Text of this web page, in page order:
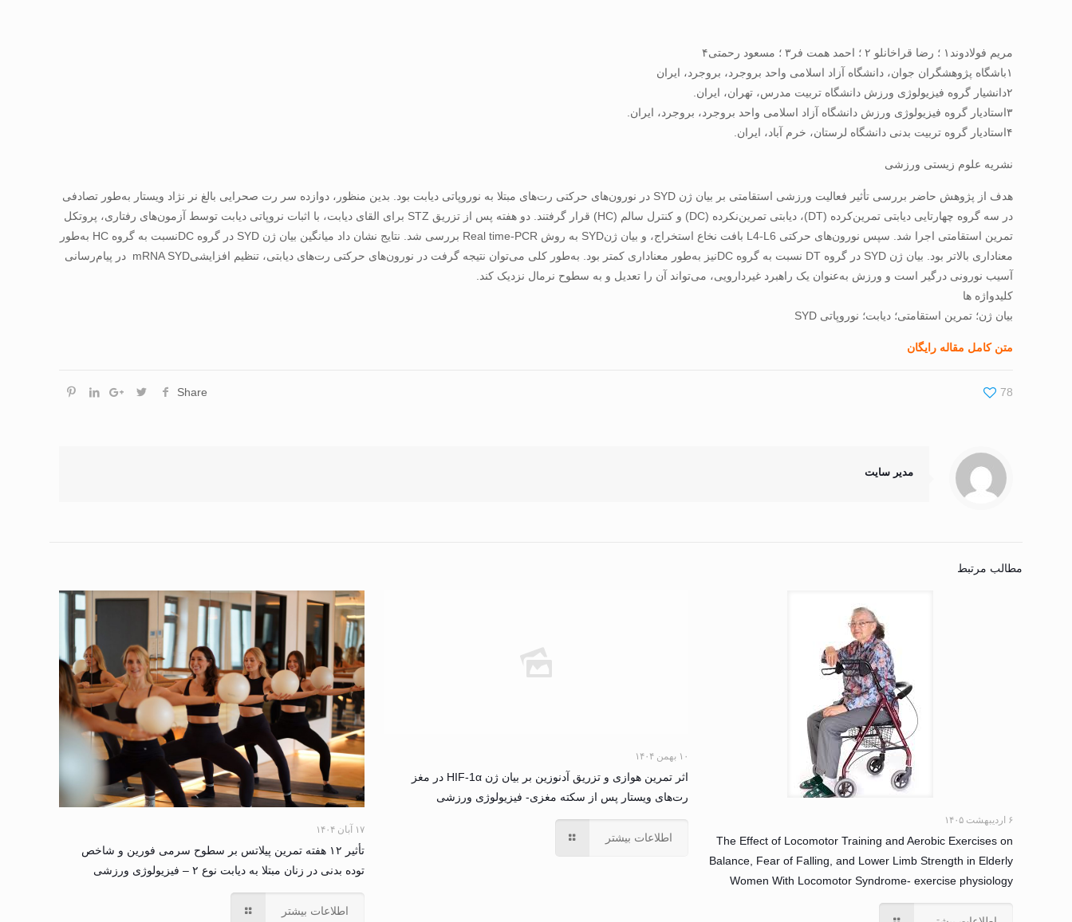
مریم فولادوند۱ ؛ رضا قراخانلو ۲ ؛ احمد همت فر۳ ؛ مسعود رحمتی۴
۱باشگاه پژوهشگران جوان، دانشگاه آزاد اسلامی واحد بروجرد، بروجرد، ایران
۲دانشیار گروه فیزیولوژی ورزش دانشگاه تربیت مدرس، تهران، ایران.
۳استادیار گروه فیزیولوژی ورزش دانشگاه آزاد اسلامی واحد بروجرد، بروجرد، ایران.
۴استادیار گروه تربیت بدنی دانشگاه لرستان، خرم آباد، ایران.
نشریه علوم زیستی ورزشی
هدف از پژوهش حاضر بررسی تأثیر فعالیت ورزشی استقامتی بر بیان ژن SYD در نورون‌های حرکتی رت‌های مبتلا به نوروپاتی دیابت بود. بدین منظور، دوازده سر رت صحرایی بالغ نر نژاد ویستار به‌طور تصادفی
در سه گروه چهارتایی دیابتی تمرین‌کرده (DT)، دیابتی تمرین‌نکرده (DC) و کنترل سالم (HC) قرار گرفتند. دو هفته پس از تزریق STZ برای القای دیابت، با اثبات نروپاتی دیابت توسط آزمون‌های رفتاری، پروتکل
تمرین استقامتی اجرا شد. سپس نورون‌های حرکتی L4-L6 بافت نخاع استخراج، و بیان ژنSYD به روش Real time-PCR بررسی شد. نتایج نشان داد میانگین بیان ژن SYD در گروه DCنسبت به گروه HC به‌طور
معنا‌داری بالاتر بود. بیان ژن SYD در گروه DT نسبت به گروه DCنیز به‌طور معنا‌داری کمتر بود. به‌طور کلی می‌توان نتیجه‌ گرفت در نورون‌های حرکتی رت‌های دیابتی، تنظیم افزایشیmRNA SYD در پیام‌رسانی
آسیب نورونی درگیر است و ورزش به‌عنوان یک راهبرد غیردارویی، می‌تواند آن را تعدیل و به سطوح نرمال نزدیک کند.
کلیدواژه ها
بیان ژن؛ تمرین استقامتی؛ دیابت؛ نوروپاتی SYD
متن کامل مقاله رایگان
Share 78
مدیر سایت
مطالب مرتبط
۶ اردیبهشت ۱۴۰۵
The Effect of Locomotor Training and Aerobic Exercises on
Balance, Fear of Falling, and Lower Limb Strength in Elderly
Women With Locomotor Syndrome- exercise physiology
۱۰ بهمن ۱۴۰۴
اثر تمرین هوازی و تزریق آدنوزین بر بیان ژن HIF-1α در مغز
رت‌های ویستار پس از سکته مغزی- فیزیولوژی ورزشی
اطلاعات بیشتر
۱۷ آبان ۱۴۰۴
تأثیر ۱۲ هفته تمرین پیلاتس بر سطوح سرمی فورین و شاخص
توده بدنی در زنان مبتلا به دیابت نوع ۲ – فیزیولوژی ورزشی
اطلاعات بیشتر